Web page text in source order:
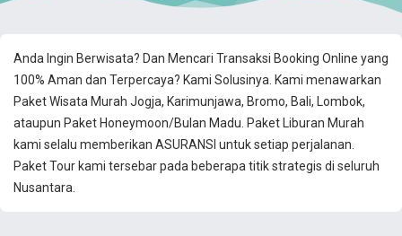
Anda Ingin Berwisata? Dan Mencari Transaksi Booking Online yang
100% Aman dan Terpercaya? Kami Solusinya. Kami menawarkan
Paket Wisata Murah Jogja, Karimunjawa, Bromo, Bali, Lombok,
ataupun Paket Honeymoon/Bulan Madu. Paket Liburan Murah
kami selalu memberikan ASURANSI untuk setiap perjalanan.
Paket Tour kami tersebar pada beberapa titik strategis di seluruh
Nusantara.